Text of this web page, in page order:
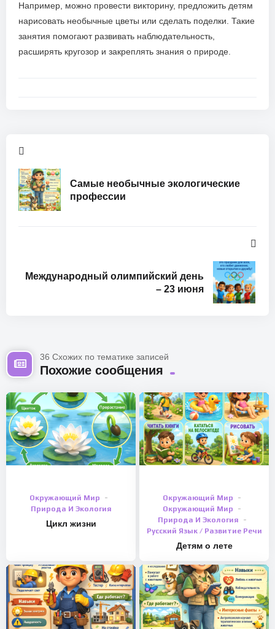
Например, можно провести викторину, предложить детям
нарисовать необычные цветы или сделать поделки. Такие
занятия помогают развивать наблюдательность,
расширять кругозор и закреплять знания о природе.
Самые необычные экологические
профессии
Международный олимпийский день
– 23 июня
36 Схожих по тематике записей
Похожие сообщения
Окружающий Мир
Природа И Экология
Цикл жизни
Окружающий Мир
Окружающий Мир
Природа И Экология
Русский Язык / Развитие Речи
Детям о лете